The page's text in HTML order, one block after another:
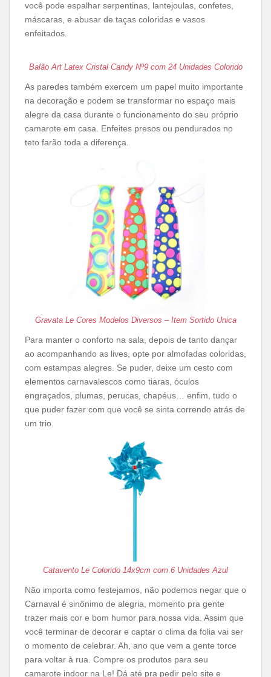
você pode espalhar serpentinas, lantejoulas, confetes,
máscaras, e abusar de taças coloridas e vasos
enfeitados.
Balão Art Latex Cristal Candy Nº9 com 24 Unidades Colorido
As paredes também exercem um papel muito importante
na decoração e podem se transformar no espaço mais
alegre da casa durante o funcionamento do seu próprio
camarote em casa. Enfeites presos ou pendurados no
teto farão toda a diferença.
Gravata Le Cores Modelos Diversos – Item Sortido Unica
Para manter o conforto na sala, depois de tanto dançar
ao acompanhando as lives, opte por almofadas coloridas,
com estampas alegres. Se puder, deixe um cesto com
elementos carnavalescos como tiaras, óculos
engraçados, plumas, perucas, chapéus… enfim, tudo o
que puder fazer com que você se sinta correndo atrás de
um trio.
Catavento Le Colorido 14x9cm com 6 Unidades Azul
Não importa como festejamos, não podemos negar que o
Carnaval é sinônimo de alegria, momento pra gente
trazer mais cor e bom humor para nossa vida. Assim que
você terminar de decorar e captar o clima da folia vai ser
o momento de celebrar. Ah, ano que vem a gente torce
para voltar à rua. Compre os produtos para seu
camarote indoor na Le! Dá até pra pedir pelo site e